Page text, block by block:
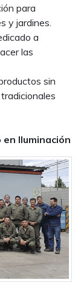
para
y jardines.
a
las
sin
en Iluminación